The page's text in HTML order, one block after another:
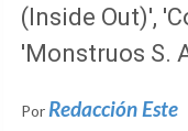
(Inside Out)',
'Monstruos S.
Por Redacción Este